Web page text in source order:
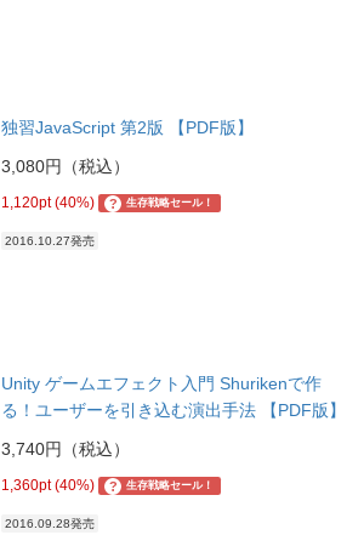
独習JavaScript 第2版 【PDF版】
3,080円（税込）
1,120pt (40%) ? 生存戦略セール！
2016.10.27発売
Unity ゲームエフェクト入門 Shurikenで作
る！ユーザーを引き込む演出手法 【PDF版】
3,740円（税込）
1,360pt (40%) ? 生存戦略セール！
2016.09.28発売